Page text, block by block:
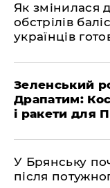
Як змінилася
обстрілів
українців
Зеленський
Драпатим:
і ракети для
У Брянську
після